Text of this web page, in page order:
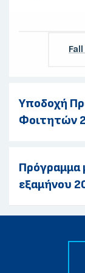
Υποδοχή
Φοιτητών
Πρόγραμμα
εξαμήνου